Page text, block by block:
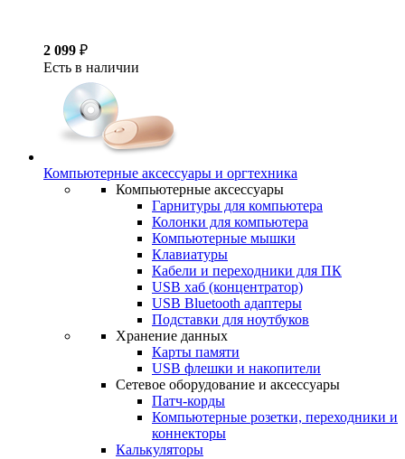
2 099 ₽
Есть в наличии
Компьютерные аксессуары и оргтехника
Компьютерные аксессуары
Гарнитуры для компьютера
Колонки для компьютера
Компьютерные мышки
Клавиатуры
Кабели и переходники для ПК
USB хаб (концентратор)
USB Bluetooth адаптеры
Подставки для ноутбуков
Хранение данных
Карты памяти
USB флешки и накопители
Сетевое оборудование и аксессуары
Патч-корды
Компьютерные розетки, переходники и
коннекторы
Калькуляторы